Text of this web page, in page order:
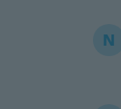
N